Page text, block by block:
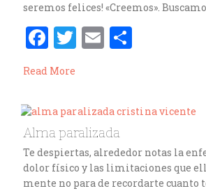
seremos felices! «Creemos».
F
a
ce
b
o
o
k
T
te
r
E
l p
ti
r
Read More
Alma paralizada
Te despiertas, alrededor notas la
dolor físico y las limitaciones que
mente no para de recordarte cuanto